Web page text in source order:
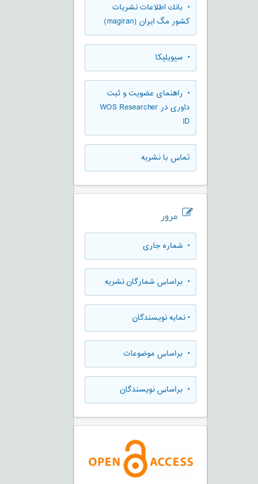
• بانك اطلاعات نشريات
كشور مگ ايران (magiran)
• سیویلیکا
• راهنمای عضویت و ثبت
داوری در WOS Researcher
ID
تماس با نشریه
مرور
• شماره جاری
• براساس شمارگان نشریه
•نمایه نویسندگان
• براساس موضوعات
• براساس نویسندگان